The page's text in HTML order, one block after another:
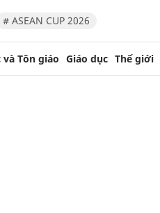
# ASEAN CUP 2026
và Tôn giáo Giáo dục Thế giới